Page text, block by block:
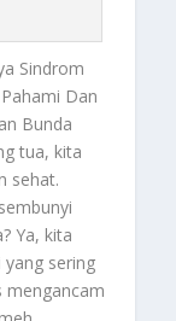
Sindrom
Dan
Bunda
tua, kita
sehat.
Ya, kita
sering
mengancam